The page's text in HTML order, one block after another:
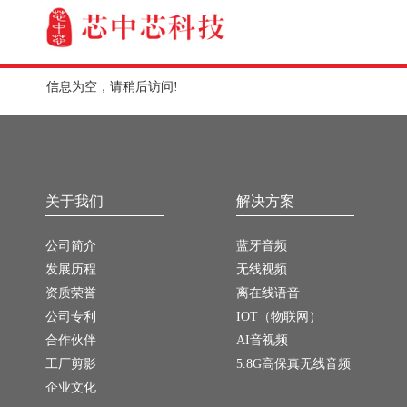
信息为空，请稍后访问!
关于我们
公司简介
发展历程
资质荣誉
公司专利
合作伙伴
工厂剪影
企业文化
解决方案
蓝牙音频
无线视频
离在线语音
IOT（物联网）
AI音视频
5.8G高保真无线音频